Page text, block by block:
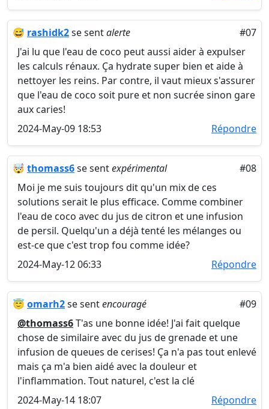
😅 rashidk2se sentalerte
#07
J'ai lu que l'eau de coco peut aussi aider à expulser
les calculs rénaux. Ça hydrate super bien et aide à
nettoyer les reins. Par contre, il vaut mieux s'assurer
que l'eau de coco soit pure et non sucrée sinon gare
aux caries!
2024-May-09 18:53
Répondre
🤯 thomass6se sentexpérimental
#08
Moi je me suis toujours dit qu'un mix de ces
solutions serait le plus efficace. Comme combiner
l'eau de coco avec du jus de citron et une infusion
de persil. Quelqu'un a déjà tenté les mélanges ou
est-ce que c'est trop fou comme idée?
2024-May-12 06:33
Répondre
😇 omarh2se sentencouragé
#09
@thomass6T'as une bonne idée! J'ai fait quelque
chose de similaire avec du jus de grenade et une
infusion de queues de cerises! Ça n'a pas tout enlevé
mais ça m'a bien aidé avec la douleur et
l'inflammation. Tout naturel, c'est la clé
2024-May-14 18:07
Répondre